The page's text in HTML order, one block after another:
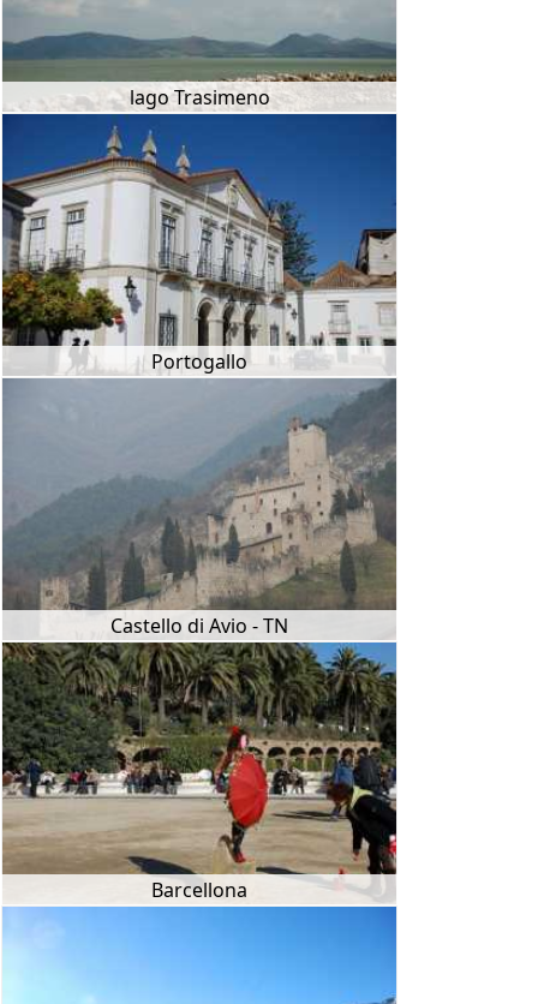
lago Trasimeno
Portogallo
Castello di Avio - TN
Barcellona